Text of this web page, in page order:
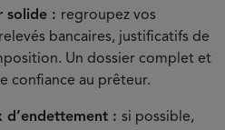
solide : regroupez vos
bancaires, justificatifs de
Un dossier complet et
confiance au prêteur.
d’endettement : si possible,